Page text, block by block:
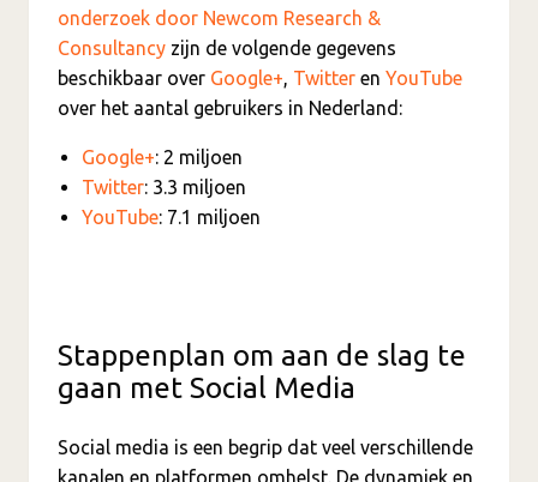
onderzoek door Newcom Research &
Consultancy zijn de volgende gegevens
beschikbaar over Google+, Twitter en YouTube
over het aantal gebruikers in Nederland:
Google+: 2 miljoen
Twitter: 3.3 miljoen
YouTube: 7.1 miljoen
Stappenplan om aan de slag te
gaan met Social Media
Social media is een begrip dat veel verschillende
kanalen en platformen omhelst. De dynamiek en